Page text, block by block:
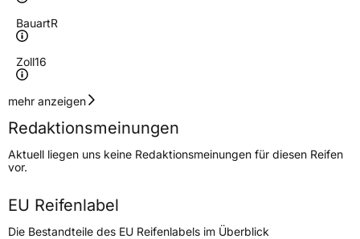
BauartR
Zoll16
Geschwindigkeitsindex
Höchstgeschwindigkeit
270 km/h
Lastindex87
Höchstlast545 kg
Gewicht (in kg)
10 kg
mehr anzeigen
Redaktionsmeinungen
Aktuell liegen uns keine Redaktionsmeinungen für diesen Reifen
vor.
EU Reifenlabel
Die Bestandteile des EU Reifenlabels im Überblick